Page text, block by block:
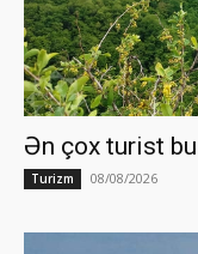
Ən çox turist
Turizm 08/08/2026